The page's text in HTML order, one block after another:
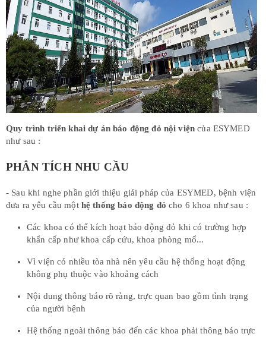
Quy trình triển khai dự án báo động đỏ nội viện của ESYMED
như sau :
PHÂN TÍCH NHU CẦU
- Sau khi nghe phần giới thiệu giải pháp của ESYMED, bệnh viện
đưa ra yêu cầu một hệ thống báo động đỏ cho 6 khoa như sau :
Các khoa có thể kích hoạt báo động đỏ khi có trường hợp
khẩn cấp như khoa cấp cứu, khoa phòng mổ...
Vì viện có nhiều tòa nhà nên yêu cầu hệ thống hoạt động
không phụ thuộc vào khoảng cách
Nội dung thông báo rõ ràng, trực quan bao gồm tình trạng
của người bệnh
Hệ thống ngoài thông báo đến các khoa phải thông báo trực